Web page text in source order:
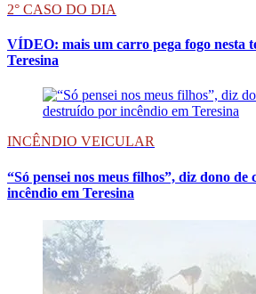
2° CASO DO DIA
VÍDEO: mais um carro pega fogo nesta
Teresina
INCÊNDIO VEICULAR
“Só pensei nos meus filhos”, diz dono
incêndio em Teresina